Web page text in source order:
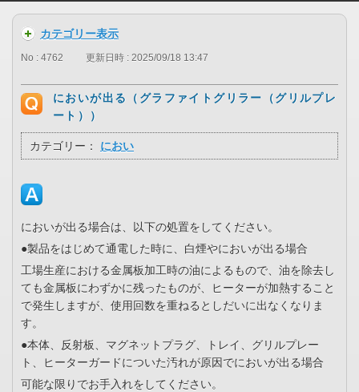
カテゴリー表示
No : 4762 更新日時 : 2025/09/18 13:47
においが出る（グラファイトグリラー（グリルプレ
ート））
カテゴリー： におい
においが出る場合は、以下の処置をしてください。
●製品をはじめて通電した時に、白煙やにおいが出る場合
工場生産における金属板加工時の油によるもので、油を除去し
ても金属板にわずかに残ったものが、ヒーターが加熱すること
で発生しますが、使用回数を重ねるとしだいに出なくなりま
す。
●本体、反射板、マグネットプラグ、トレイ、グリルプレー
ト、ヒーターガードについた汚れが原因でにおいが出る場合
可能な限りでお手入れをしてください。